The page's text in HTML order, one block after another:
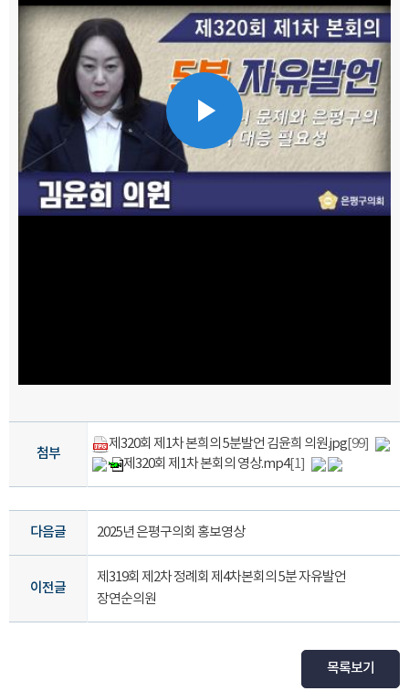
Play
Video
첨부
제320회 제1차 본희의 5분발언 김윤희 의원.jpg[99]
제320회 제1차 본회의 영상.mp4[1]
다음글 2025년 은평구의회 홍보영상
이전글
제319회 제2차 정례회 제4차본회의 5분 자유발언
장연순의원
목록보기